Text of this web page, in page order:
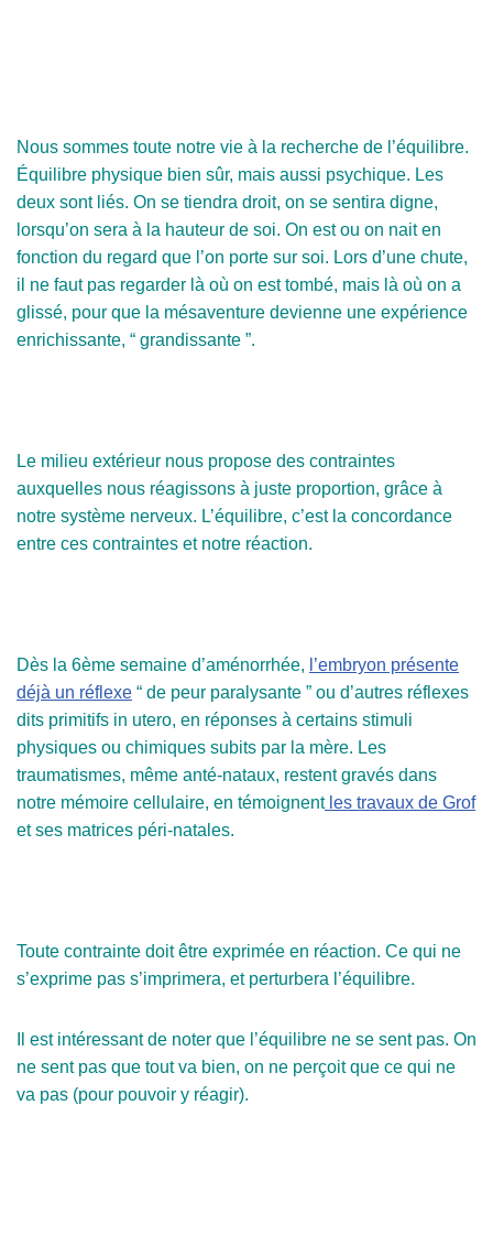
Nous sommes toute notre vie à la recherche de l’équilibre.
Équilibre physique bien sûr, mais aussi psychique. Les
deux sont liés. On se tiendra droit, on se sentira digne,
lorsqu’on sera à la hauteur de soi. On est ou on nait en
fonction du regard que l’on porte sur soi. Lors d’une chute,
il ne faut pas regarder là où on est tombé, mais là où on a
glissé, pour que la mésaventure devienne une expérience
enrichissante, “ grandissante ”.
Le milieu extérieur nous propose des contraintes
auxquelles nous réagissons à juste proportion, grâce à
notre système nerveux. L’équilibre, c’est la concordance
entre ces contraintes et notre réaction.
Dès la 6ème semaine d’aménorrhée, l’embryon présente
déjà un réflexe “ de peur paralysante ” ou d’autres réflexes
dits primitifs in utero, en réponses à certains stimuli
physiques ou chimiques subits par la mère. Les
traumatismes, même anté-nataux, restent gravés dans
notre mémoire cellulaire, en témoignentles travaux de Grof
et ses matrices péri-natales.
Toute contrainte doit être exprimée en réaction. Ce qui ne
s’exprime pas s’imprimera, et perturbera l’équilibre.
Il est intéressant de noter que l’équilibre ne se sent pas. On
ne sent pas que tout va bien, on ne perçoit que ce qui ne
va pas (pour pouvoir y réagir).